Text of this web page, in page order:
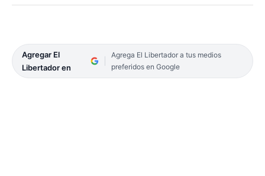
Agregar El
Libertador en
Agrega El Libertador a tus medios
preferidos en Google